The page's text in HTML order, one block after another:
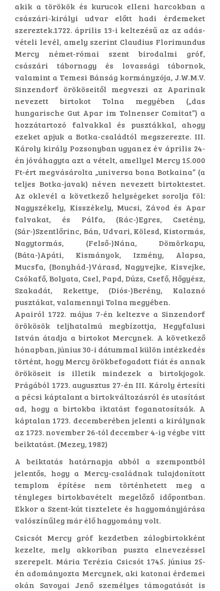
akik a törökök és kurucok elleni harcokban a
császári-királyi udvar előtt hadi érdemeket
szereztek.1722. április 13-i keltezésű az az adás-
vételi levél, amely szerint Claudius Florimundus
Mercy német-római szent birodalmi gróf,
császári tábornagy és lovassági tábornok,
valamint a Temesi Bánság kormányzója, J.W.M.V.
Sinzendorf örököseitől megveszi az Aparinak
nevezett birtokot Tolna megyében („das
hungarische Gut Apar im Tolnenser Comitat”) a
hozzátartozó falvakkal és pusztákkal, ahogy
ezeket apjuk a Botka-családtól megszerezte. III.
Károly király Pozsonyban ugyanez év április 24-
én jóváhagyta azt a vételt, amellyel Mercy 15.000
Ft-ért megvásárolta „universa bona Botkaina” (a
teljes Botka-javak) néven nevezett birtoktestet.
Az oklevél a következő helységeket sorolja föl:
Nagyszékely, Kisszékely, Mucsi, Závod és Apar
falvakat, és Pálfa, (Rác-)Egres, Csetény,
(Sár-)Szentlőrinc, Bán, Udvari, Kölesd, Kistormás,
Nagytormás, (Felső-)Nána, Dömörkapu,
(Báta-)Apáti, Kismányok, Izmény, Alapsa,
Mucsfa, (Bonyhád-)Várasd, Nagyvejke, Kisvejke,
Csókafő, Bolyata, Csel, Papd, Dúzs, Csefő, Hőgyész,
Szakadát, Rekettye, (Diós-)Berény, Kalaznó
pusztákat, valamennyi Tolna megyében.
Apairól 1722. május 7-én keltezve a Sinzendorf
örökösök teljhatalmú megbízottja, Hegyfalusi
István átadja a birtokot Mercynek. A következő
hónapban, június 30-i dátummal külön intézkedés
történt, hogy Mercy örökbefogadott fiát és annak
örököseit is illetik mindezek a birtokjogok.
Prágából 1723. augusztus 27-én III. Károly értesíti
a pécsi káptalant a birtokváltozásról és utasítást
ad, hogy a birtokba iktatást foganatosítsák. A
káptalan 1723. decemberében jelenti a királynak
az 1723. november 26-tól december 4-ig végbe vitt
beiktatást. (Mezey, 1982)
A beiktatás határnapja abból a szempontból
jelentős, hogy a Mercy-családnak tulajdonított
templom építése nem történhetett meg a
tényleges birtokbavételt megelőző időpontban.
Ekkor a Szent-kút tisztelete és hagyományjárása
valószínűleg már élő hagyomány volt.
Csicsót Mercy gróf kezdetben zálogbirtokként
kezelte, mely akkoriban puszta elnevezéssel
szerepelt. Mária Terézia Csicsót 1745. június 25-
én adományozta Mercynek, aki katonai érdemei
okán Savoyai Jenő személyes támogatását is